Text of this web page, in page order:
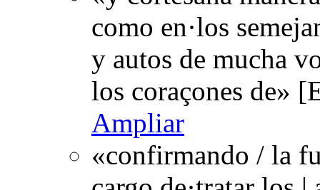
como en·los
y autos de mucha
los coraçones de»
Ampliar
«confirmando / la